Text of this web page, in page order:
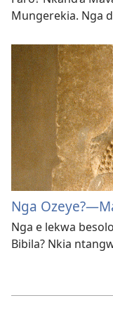
Mungerekia. Nga
Nga
Nga e lekwa
Bibila? Nkia